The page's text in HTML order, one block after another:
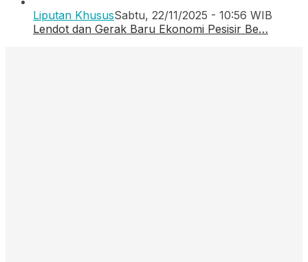
Liputan KhususSabtu, 22/11/2025 - 10:56 WIB
Lendot dan Gerak Baru Ekonomi Pesisir Be…